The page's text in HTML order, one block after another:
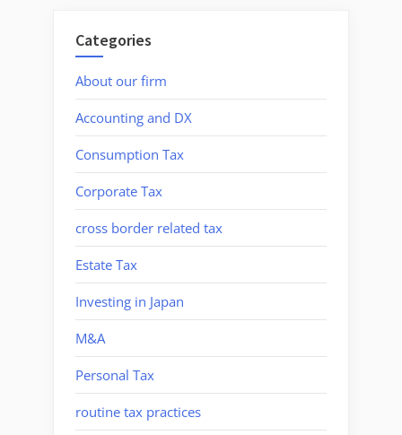
Categories
About our firm
Accounting and DX
Consumption Tax
Corporate Tax
cross border related tax
Estate Tax
Investing in Japan
M&A
Personal Tax
routine tax practices